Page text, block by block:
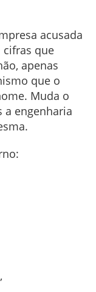
acusada
cifras que
apenas
que o
Muda o
a engenharia